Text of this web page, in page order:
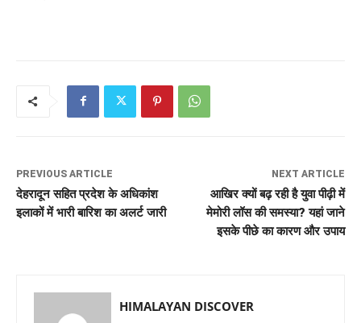
PREVIOUS ARTICLE
देहरादून सहित प्रदेश के अधिकांश
इलाकों में भारी बारिश का अलर्ट जारी
NEXT ARTICLE
आखिर क्यों बढ़ रही है युवा पीढ़ी में
मेमोरी लॉस की समस्या? यहां जाने
इसके पीछे का कारण और उपाय
HIMALAYAN DISCOVER